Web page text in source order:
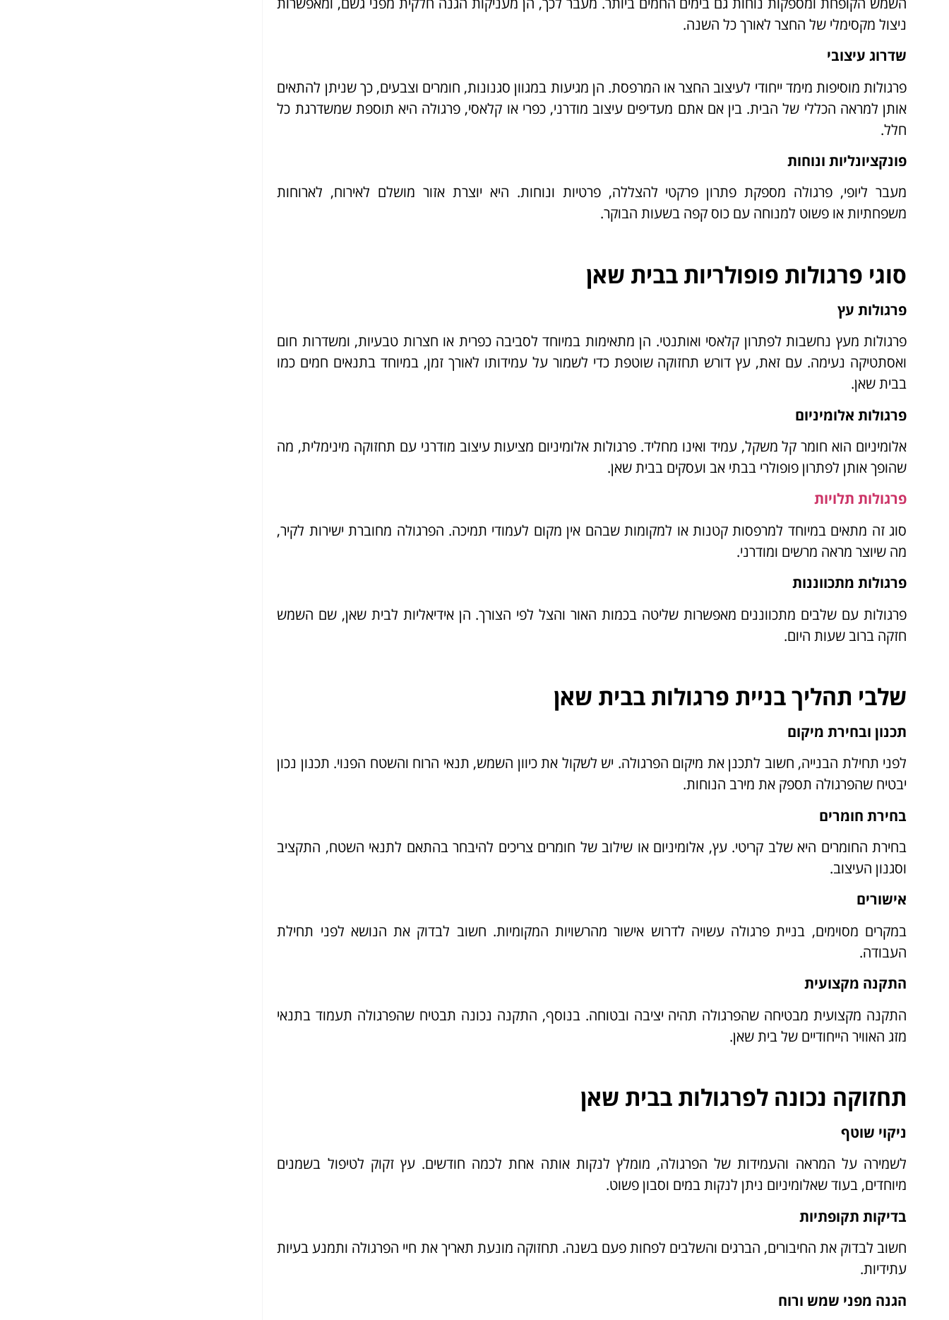
ניצול מקסימלי של החצר לאורך כל השנה.
שדרוג עיצובי
פרגולות מוסיפות מימד ייחודי לעיצוב החצר או המרפסת. הן מגיעות במגוון סגנונות, חומרים וצבעים, כך שניתן להתאים
אותן למראה הכללי של הבית. בין אם אתם מעדיפים עיצוב מודרני, כפרי או קלאסי, פרגולה היא תוספת שמשדרגת כל
חלל.
פונקציונליות ונוחות
מעבר ליופי, פרגולה מספקת פתרון פרקטי להצללה, פרטיות ונוחות. היא יוצרת אזור מושלם לאירוח, לארוחות
משפחתיות או פשוט למנוחה עם כוס קפה בשעות הבוקר.
סוגי פרגולות פופולריות בבית שאן
פרגולות עץ
פרגולות מעץ נחשבות לפתרון קלאסי ואותנטי. הן מתאימות במיוחד לסביבה כפרית או חצרות טבעיות, ומשדרות חום
ואסתטיקה נעימה. עם זאת, עץ דורש תחזוקה שוטפת כדי לשמור על עמידותו לאורך זמן, במיוחד בתנאים חמים כמו
בבית שאן.
פרגולות אלומיניום
אלומיניום הוא חומר קל משקל, עמיד ואינו מחליד. פרגולות אלומיניום מציעות עיצוב מודרני עם תחזוקה מינימלית, מה
שהופך אותן לפתרון פופולרי בבתי אב ועסקים בבית שאן.
פרגולות תלויות
סוג זה מתאים במיוחד למרפסות קטנות או למקומות שבהם אין מקום לעמודי תמיכה. הפרגולה מחוברת ישירות לקיר,
מה שיוצר מראה מרשים ומודרני.
פרגולות מתכווננות
פרגולות עם שלבים מתכווננים מאפשרות שליטה בכמות האור והצל לפי הצורך. הן אידיאליות לבית שאן, שם השמש
חזקה ברוב שעות היום.
שלבי תהליך בניית פרגולות בבית שאן
תכנון ובחירת מיקום
לפני תחילת הבנייה, חשוב לתכנן את מיקום הפרגולה. יש לשקול את כיוון השמש, תנאי הרוח והשטח הפנוי. תכנון נכון
יבטיח שהפרגולה תספק את מירב הנוחות.
בחירת חומרים
בחירת החומרים היא שלב קריטי. עץ, אלומיניום או שילוב של חומרים צריכים להיבחר בהתאם לתנאי השטח, התקציב
וסגנון העיצוב.
אישורים
במקרים מסוימים, בניית פרגולה עשויה לדרוש אישור מהרשויות המקומיות. חשוב לבדוק את הנושא לפני תחילת
העבודה.
התקנה מקצועית
התקנה מקצועית מבטיחה שהפרגולה תהיה יציבה ובטוחה. בנוסף, התקנה נכונה תבטיח שהפרגולה תעמוד בתנאי
מזג האוויר הייחודיים של בית שאן.
תחזוקה נכונה לפרגולות בבית שאן
ניקוי שוטף
לשמירה על המראה והעמידות של הפרגולה, מומלץ לנקות אותה אחת לכמה חודשים. עץ זקוק לטיפול בשמנים
מיוחדים, בעוד שאלומיניום ניתן לנקות במים וסבון פשוט.
בדיקות תקופתיות
חשוב לבדוק את החיבורים, הברגים והשלבים לפחות פעם בשנה. תחזוקה מונעת תאריך את חיי הפרגולה ותמנע בעיות
עתידיות.
הגנה מפני שמש ורוח